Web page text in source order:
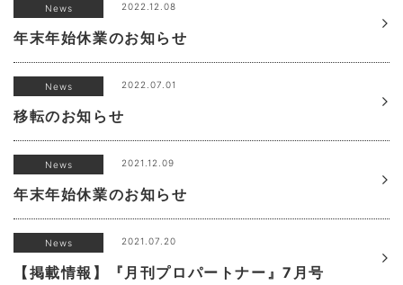
News 2022.12.08
年末年始休業のお知らせ
News 2022.07.01
移転のお知らせ
News 2021.12.09
年末年始休業のお知らせ
News 2021.07.20
【掲載情報】『月刊プロパートナー』7月号